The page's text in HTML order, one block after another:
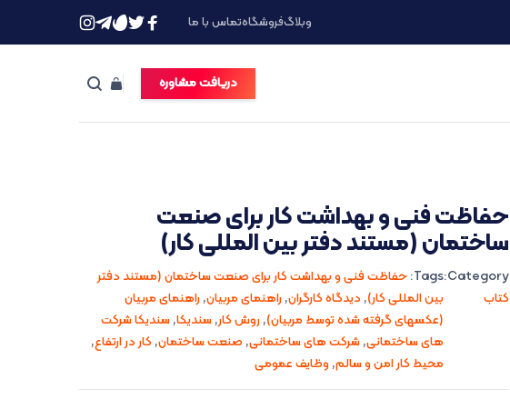
وبلاگفروشگاهتماس با ما
دریافت مشاوره
حفاظت فنی و بهداشت کار برای صنعت
ساختمان (مستند دفتر بین المللی کار)
Category:
کتاب
Tags: حفاظت فنی و بهداشت کار برای صنعت ساختمان (مستند دفتر
بین المللی کار), دیدگاه کارگران,راهنمای مربیان,راهنمای مربیان
(عکسهای گرفته شده توسط مربیان),روش کار,سندیکا,سندیکا شرکت
های ساختمانی,شرکت های ساختمانی, صنعت ساختمان, کار در ارتفاع,
محیط کار امن و سالم,وظایف عمومی